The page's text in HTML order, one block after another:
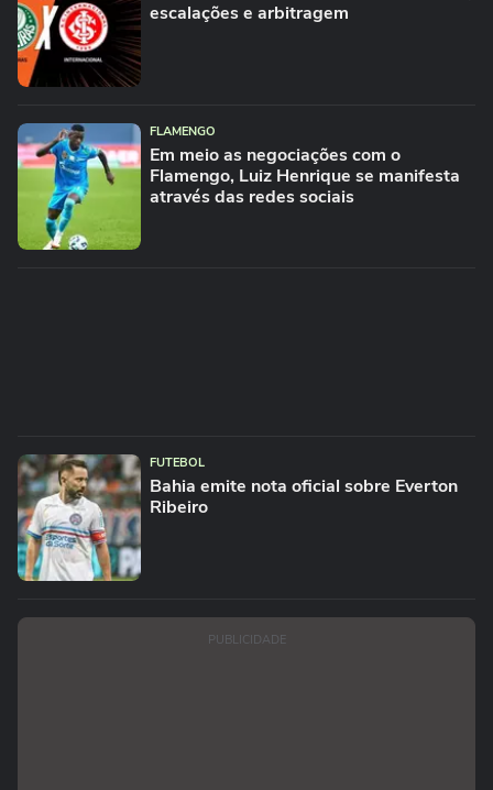
escalações e arbitragem
FLAMENGO
Em meio as negociações com o
Flamengo, Luiz Henrique se manifesta
através das redes sociais
FUTEBOL
Bahia emite nota oficial sobre Everton
Ribeiro
PUBLICIDADE